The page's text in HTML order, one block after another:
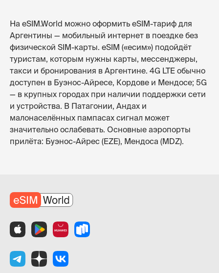
На eSIM.World можно оформить eSIM-тариф для
Аргентины — мобильный интернет в поездке без
физической SIM-карты. eSIM («есим») подойдёт
туристам, которым нужны карты, мессенджеры,
такси и бронирования в Аргентине. 4G LTE обычно
доступен в Буэнос-Айресе, Кордове и Мендосе; 5G
— в крупных городах при наличии поддержки сети
и устройства. В Патагонии, Андах и
малонаселённых пампасах сигнал может
значительно ослабевать. Основные аэропорты
прилёта: Буэнос-Айрес (EZE), Мендоса (MDZ).